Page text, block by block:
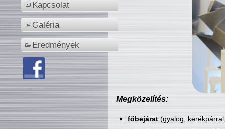
Kapcsolat
Galéria
Eredmények
Megközelítés:
főbejárat(gyalog,